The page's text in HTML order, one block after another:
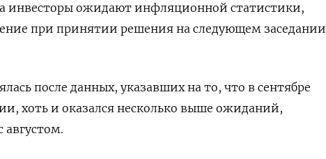
инвесторы ожидают инфляционной статистики,
при принятии решения на следующем заседании
после данных, указавших на то, что в сентябре
хоть и оказался несколько выше ожиданий,
августом.